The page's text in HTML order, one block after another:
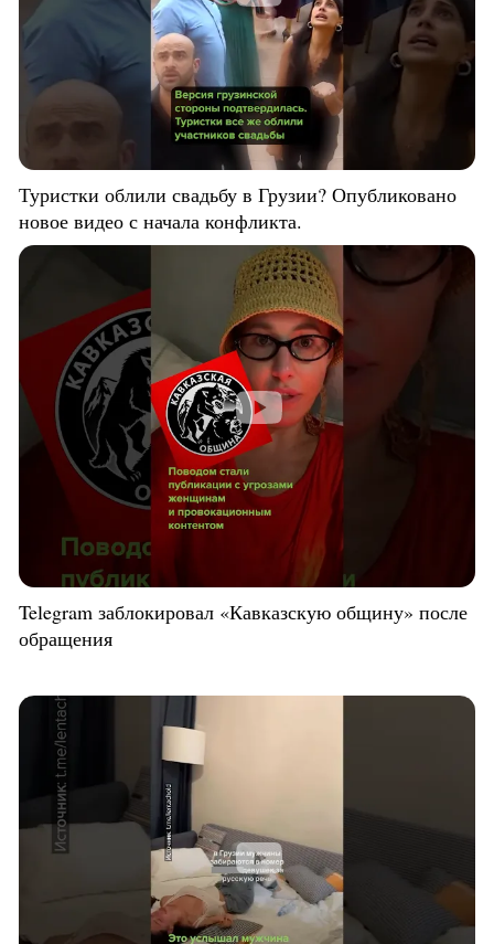
Туристки облили свадьбу в Грузии? Опубликовано
новое видео с начала конфликта.
Telegram заблокировал «Кавказскую общину» после
обращения